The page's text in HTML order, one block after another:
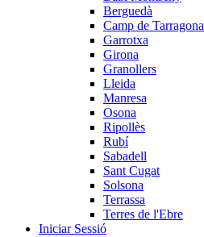
Berguedà
Camp de Tarragona
Garrotxa
Girona
Granollers
Lleida
Manresa
Osona
Ripollès
Rubí
Sabadell
Sant Cugat
Solsona
Terrassa
Terres de l'Ebre
Iniciar Sessió